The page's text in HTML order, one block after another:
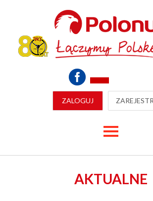
ZALOGUJ
AKTUALNE